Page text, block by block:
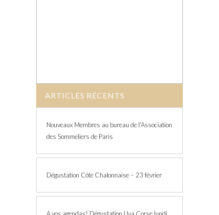
ARTICLES RÉCENTS
Nouveaux Membres au bureau de l’Association
des Sommeliers de Paris
Dégustation Côte Chalonnaise – 23 février